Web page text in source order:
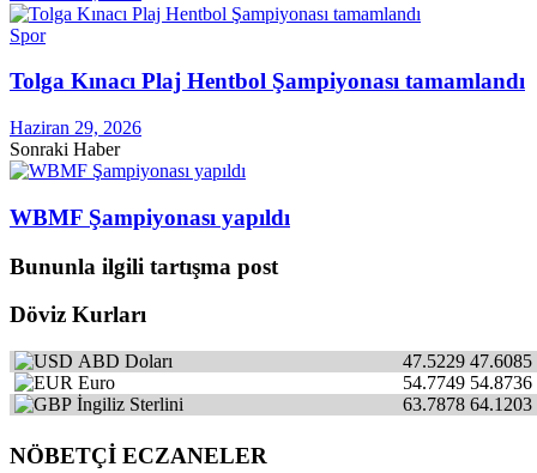
Spor
Tolga Kınacı Plaj Hentbol Şampiyonası tamamlandı
Haziran 29, 2026
Sonraki Haber
WBMF Şampiyonası yapıldı
Bununla ilgili tartışma post
Döviz Kurları
ABD Doları 47.6085
47.5229
Euro
54.8736
54.7749
İngiliz Sterlini
64.1203
63.7878
NÖBETÇİ ECZANELER